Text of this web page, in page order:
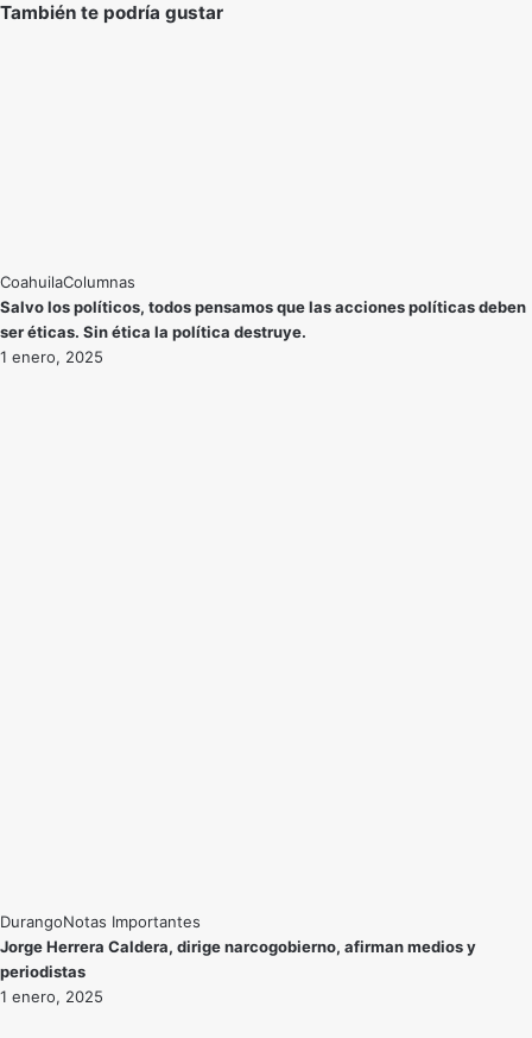
También te podría gustar
Coahuila
Salvo los políticos, todos pensamos que las acciones políticas deben
ser éticas. Sin ética la política destruye.
1 enero, 2025
DurangoNotas Importantes
Jorge Herrera Caldera, dirige narcogobierno, afirman medios y
periodistas
1 enero, 2025